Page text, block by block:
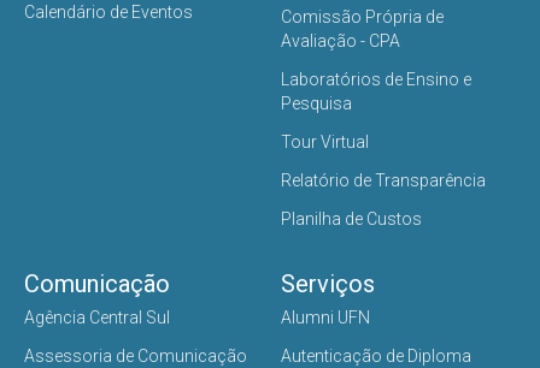
Calendário de Eventos
Comissão Própria de
Avaliação - CPA
Laboratórios de Ensino e
Pesquisa
Tour Virtual
Relatório de Transparência
Planilha de Custos
Comunicação
Agência Central Sul
Assessoria de Comunicação
Serviços
Alumni UFN
Autenticação de Diploma